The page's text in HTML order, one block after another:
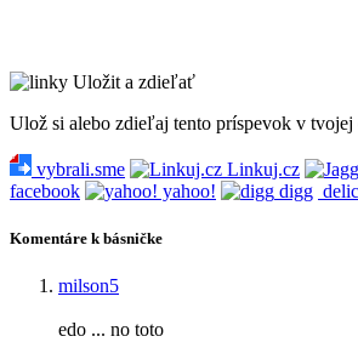
Uložit a zdieľať
Ulož si alebo zdieľaj tento príspevok v
vybrali.sme Linkuj.cz
facebook
yahoo! digg
Komentáre k básničke
milson5
edo ... no toto